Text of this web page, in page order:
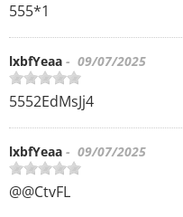
555*1
lxbfYeaa - 09/07/2025
5552EdMsJj4
lxbfYeaa - 09/07/2025
@@CtvFL